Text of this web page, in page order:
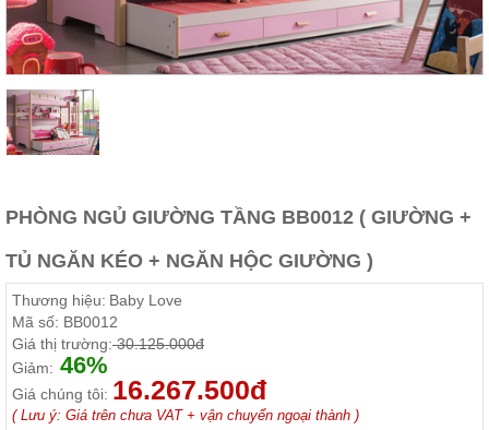
Thất
Phòng
Khách
tủ
rượu,
Bàn
trà...
Thất
Ngủ
Giường
ngủ, tủ
áo, bàn
điểm
Nội
Thất
PHÒNG NGỦ GIƯỜNG TẦNG BB0012 ( GIƯỜNG +
TỦ NGĂN KÉO + NGĂN HỘC GIƯỜNG )
Thương hiệu: Baby Love
Mã số: BB0012
Giá thị trường:30.125.000đ
Giảm: 46%
Giá chúng tôi: 16.267.500đ
( Lưu ý: Giá trên chưa VAT + vận chuyển ngoại thành )